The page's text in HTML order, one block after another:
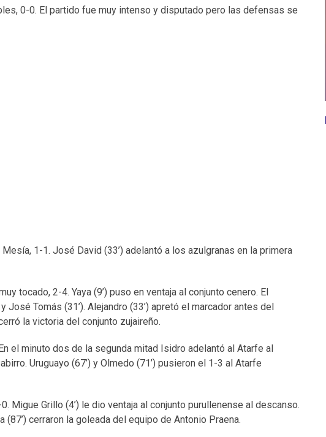
0-0. El partido fue muy intenso y disputado pero las defensas se
1-1. José David (33’) adelantó a los azulgranas en la primera
tocado, 2-4. Yaya (9’) puso en ventaja al conjunto cenero. El
José Tomás (31’). Alejandro (33’) apretó el marcador antes del
la victoria del conjunto zujaireño.
el minuto dos de la segunda mitad Isidro adelantó al Atarfe al
Uruguayo (67’) y Olmedo (71’) pusieron el 1-3 al Atarfe
Migue Grillo (4’) le dio ventaja al conjunto purullenense al descanso.
(87’) cerraron la goleada del equipo de Antonio Praena.